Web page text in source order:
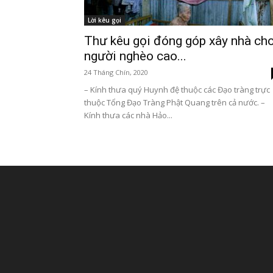
Lời kêu gọi
Thư kêu gọi đóng góp xây nhà
người nghèo cao...
24 Tháng Chín, 2020
– Kính thưa quý Huynh đệ thuộc các Đạo tràng trực
thuộc Tổng Đạo Tràng Phật Quang trên cả nước. –
Kính thưa các nhà Hảo...